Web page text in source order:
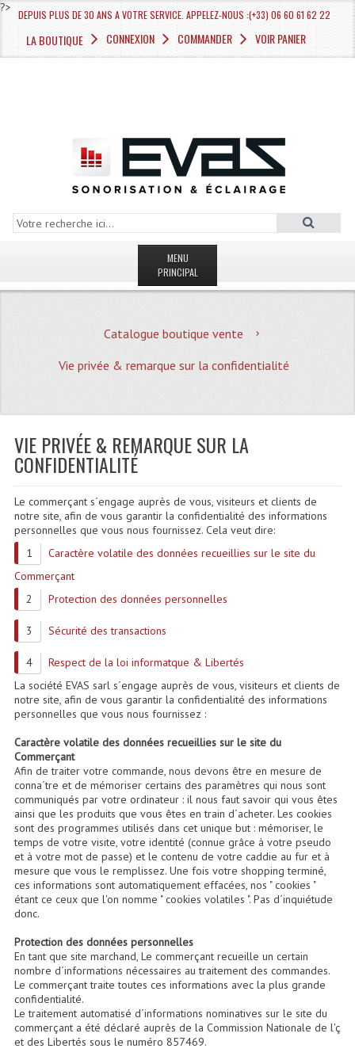
?>
DEPUIS PLUS DE 30 ANS A VOTRE SERVICE. APPELEZ-NOUS :(+33) 06 60 61 62 22
LA BOUTIQUE CONNEXION COMMANDER VOIR PANIER
MENU
PRINCIPAL
MAGASIN
Quoi De Neuf?
Plan Acces, Horaires.
Location De Matériel
Le Matériel D´occasion
Recherche Avancée
Faire Votre Devis
CATÉGORIES
Sonorisation
Accessoires Pieds Cellules Diamants
Cellule (s)
Diamants
Pieds D'enceintes
Selecteurs Audio Vidéo
Amplificateurs Multi-Canaux
Casques Stéréo
Compresseurs , Limiteurs , Noise Gate
Catalogue boutique vente
Vie privée & remarque sur la confidentialité
VIE PRIVÉE & REMARQUE SUR LA
CONFIDENTIALITÉ
Le commerçant s´engage auprès de vous, visiteurs et clients de
notre site, afin de vous garantir la confidentialité des informations
personnelles que vous nous fournissez. Cela veut dire:
Caractère volatile des données recueillies sur le site du
Commerçant
Protection des données personnelles
Sécurité des transactions
Respect de la loi informatque & Libertés
La société EVAS sarl s´engage auprès de vous, visiteurs et clients de
notre site, afin de vous garantir la confidentialité des informations
personnelles que vous nous fournissez :
Caractère volatile des données recueillies sur le site du
Commerçant
Afin de traiter votre commande, nous devons être en mesure de
conna´tre et de mémoriser certains des paramètres qui nous sont
communiqués par votre ordinateur : il nous faut savoir qui vous êtes
ainsi que les produits que vous êtes en train d´acheter. Les cookies
sont des programmes utilisés dans cet unique but : mémoriser, le
temps de votre visite, votre identité (connue grâce à votre pseudo
et à votre mot de passe) et le contenu de votre caddie au fur et à
mesure que vous le remplissez. Une fois votre shopping terminé,
ces informations sont automatiquement effacées, nos " cookies "
étant ce ceux que l'on nomme " cookies volatiles ". Pas d´inquiétude
donc.
Protection des données personnelles
En tant que site marchand, Le commerçant recueille un certain
nombre d´informations nécessaires au traitement des commandes.
Le commerçant traite toutes ces informations avec la plus grande
confidentialité.
Le traitement automatisé d´informations nominatives sur le site du
commerçant a été déclaré auprès de la Commission Nationale de l'ç
et des Libertés sous le numéro 857469.